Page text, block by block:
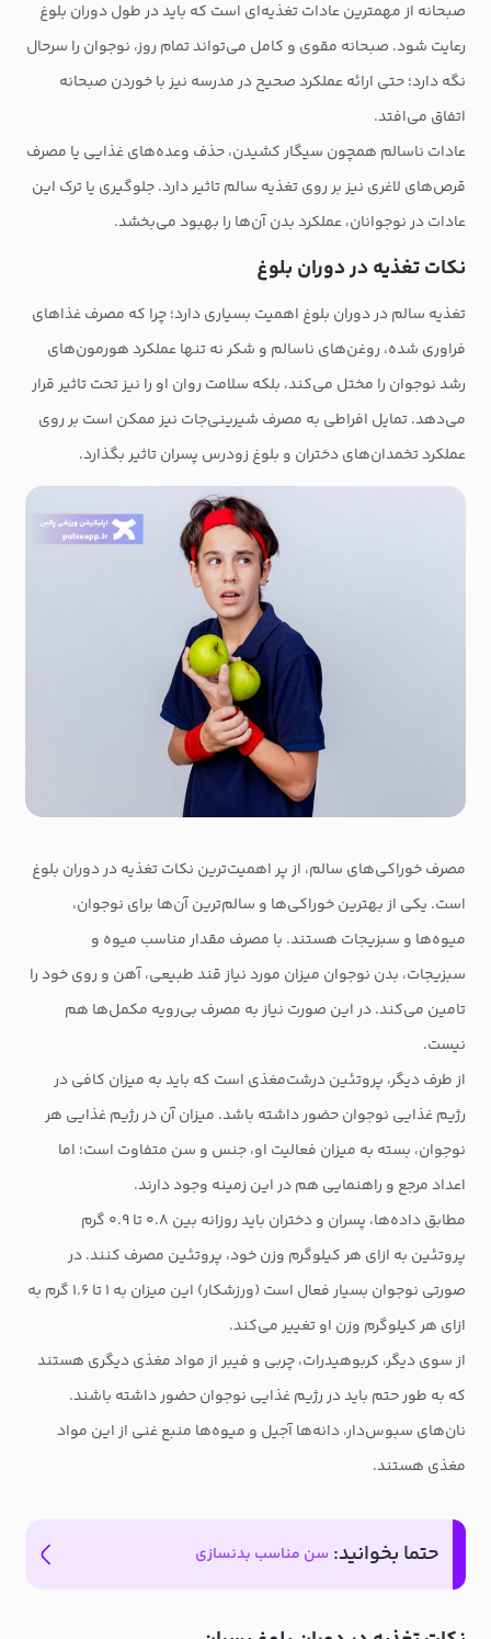
صبحانه از مهمترین عادات تغذیه‌ای است که باید در طول دوران بلوغ
رعایت شود. صبحانه مقوی و کامل می‌تواند تمام روز، نوجوان را سرحال
نگه دارد؛ حتی ارائه عملکرد صحیح در مدرسه نیز با خوردن صبحانه
اتفاق می‌افتد.
عادات ناسالم همچون سیگار کشیدن، حذف وعده‌های غذایی یا مصرف
قرص‌های لاغری نیز بر روی تغذیه سالم تاثیر دارد. جلوگیری یا ترک این
عادات در نوجوانان، عملکرد بدن آن‌ها را بهبود می‌بخشد.
نکات تغذیه در دوران بلوغ
تغذیه سالم در دوران بلوغ اهمیت بسیاری دارد؛ چرا که مصرف غذاهای
فراوری شده، روغن‌های ناسالم و شکر نه تنها عملکرد هورمون‌های
رشد نوجوان را مختل می‌کند، بلکه سلامت روان او را نیز تحت تاثیر قرار
می‌دهد. تمایل افراطی به مصرف شیرینی‌جات نیز ممکن است بر روی
عملکرد تخمدان‌های دختران و بلوغ زودرس پسران تاثیر بگذارد.
مصرف خوراکی‌های سالم، از پر اهمیت‌ترین نکات تغذیه در دوران بلوغ
است. یکی از بهترین خوراکی‌ها و سالم‌ترین آن‌ها برای نوجوان،
میوه‌ها و سبزیجات هستند. با مصرف مقدار مناسب میوه و
سبزیجات، بدن نوجوان میزان مورد نیاز قند طبیعی، آهن و روی خود را
تامین می‌کند. در این صورت نیاز به مصرف بی‌رویه مکمل‌ها هم
نیست.
از طرف دیگر، پروتئین درشت‌مغذی است که باید به میزان کافی در
رژیم غذایی نوجوان حضور داشته باشد. میزان آن در رژیم غذایی هر
نوجوان، بسته به میزان فعالیت او، جنس و سن متفاوت است؛ اما
اعداد مرجع و راهنمایی هم در این زمینه وجود دارند.
مطابق داده‌ها، پسران و دختران باید روزانه بین ۰.۸ تا ۰.۹ گرم
پروتئین به ازای هر کیلوگرم وزن خود، پروتئین مصرف کنند. در
صورتی نوجوان بسیار فعال است (ورزشکار) این میزان به ۱ تا ۱.۶ گرم به
ازای هر کیلوگرم وزن او تغییر می‌کند.
از سوی دیگر، کربوهیدرات، چربی و فیبر از مواد مغذی دیگری هستند
که به طور حتم باید در رژیم غذایی نوجوان حضور داشته باشند.
نان‌های سبوس‌دار، دانه‌ها آجیل و میوه‌ها منبع غنی از این مواد
مغذی هستند.
حتما بخوانید: سن مناسب بدنسازی